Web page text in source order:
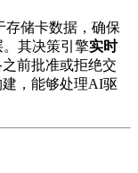
存储卡数据，确保
其决策引擎实时
前批准或拒绝交
建，能够处理AI驱